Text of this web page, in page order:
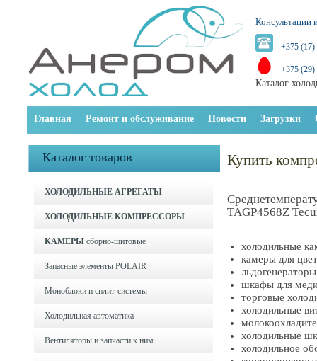
Консультации
+375 (17)
+375 (29)
Каталог
Главная Ремонт и обслуживание Новости Загрузки
Каталог товаров
ХОЛОДИЛЬНЫЕ АГРЕГАТЫ
ХОЛОДИЛЬНЫЕ КОМПРЕССОРЫ
КАМЕРЫ сборно-щитовые
Запасные элементы POLAIR
Моноблоки и cплит-системы
Холодильная автоматика
Вентиляторы и запчасти к ним
Купить
TAGP4568Z
холодильные
камеры для
льдогенераторы
шкафы для
торговые
холодильные
холодильные
холодильное